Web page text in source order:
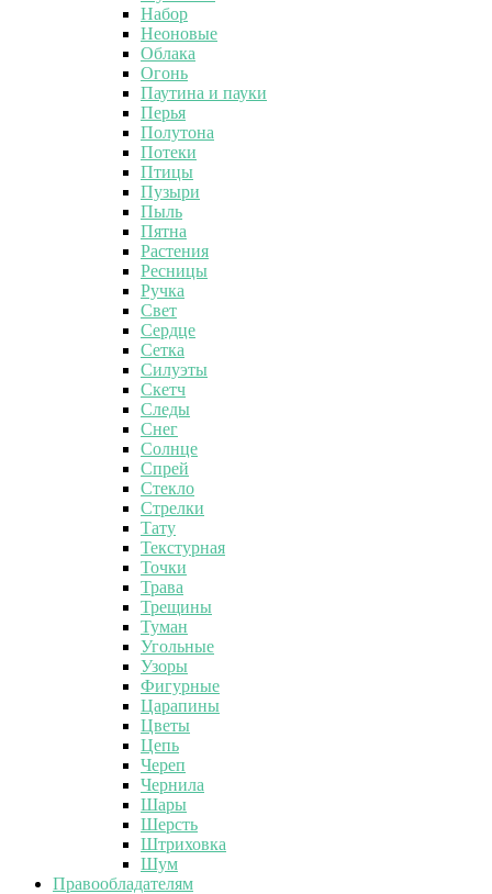
Набор
Неоновые
Облака
Огонь
Паутина и пауки
Перья
Полутона
Потеки
Птицы
Пузыри
Пыль
Пятна
Растения
Ресницы
Ручка
Свет
Сердце
Сетка
Силуэты
Скетч
Следы
Снег
Солнце
Спрей
Стекло
Стрелки
Тату
Текстурная
Точки
Трава
Трещины
Туман
Угольные
Узоры
Фигурные
Царапины
Цветы
Цепь
Череп
Чернила
Шары
Шерсть
Штриховка
Шум
Правообладателям